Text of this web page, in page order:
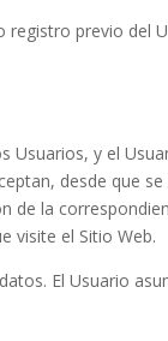
registro previo del
Usuarios, y el
desde que
de la
visite el Sitio Web.
El Usuario